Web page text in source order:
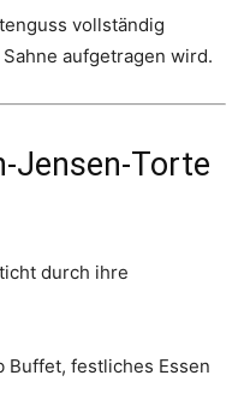
vollständig
aufgetragen wird.
Jensen-Torte
durch ihre
Buffet, festliches Essen